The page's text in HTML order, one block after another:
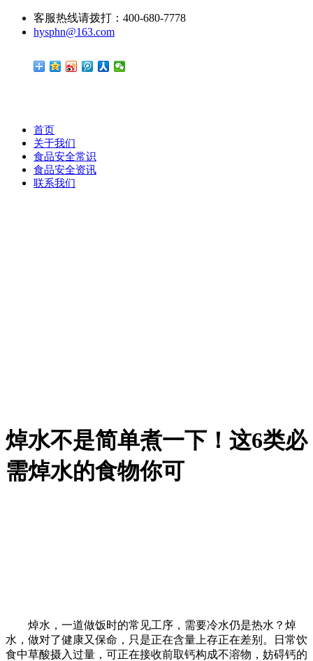
客服热线请拨打：400-680-7778
hysphn@163.com
首页
关于我们
食品安全常识
食品安全资讯
联系我们
焯水不是简单煮一下！这6类必
需焯水的食物你可
焯水，一道做饭时的常见工序，需要冷水仍是热水？焯
水，做对了健康又保命，只是正在含量上存正在差别。日常饮
食中草酸摄入过量，可正在接收前取钙构成不溶物，妨碍钙的